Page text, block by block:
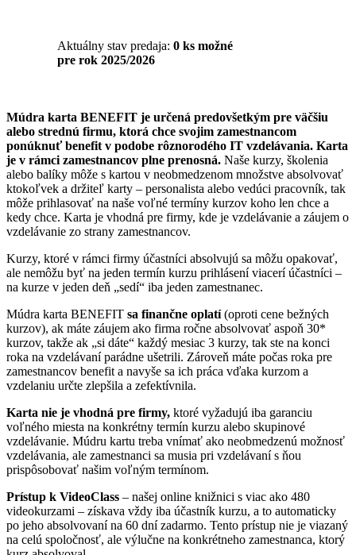
Aktuálny stav predaja: 0 ks možné
pre rok 2025/2026
Múdra karta BENEFIT je určená predovšetkým pre väčšiu
alebo strednú firmu, ktorá chce svojim zamestnancom
ponúknuť benefit v podobe rôznorodého IT vzdelávania. Karta
je v rámci zamestnancov plne prenosná. Naše kurzy, školenia
alebo balíky môže s kartou v neobmedzenom množstve absolvovať
ktokoľvek a držiteľ karty – personalista alebo vedúci pracovník, tak
môže prihlasovať na naše voľné termíny kurzov koho len chce a
kedy chce. Karta je vhodná pre firmy, kde je vzdelávanie a záujem o
vzdelávanie zo strany zamestnancov.
Kurzy, ktoré v rámci firmy účastníci absolvujú sa môžu opakovať,
ale nemôžu byť na jeden termín kurzu prihlásení viacerí účastníci –
na kurze v jeden deň „sedí“ iba jeden zamestnanec.
Múdra karta BENEFIT sa finančne oplatí(oproti cene bežných
kurzov), ak máte záujem ako firma ročne absolvovať aspoň 30*
kurzov, takže ak „si dáte“ každý mesiac 3 kurzy, tak ste na konci
roka na vzdelávaní parádne ušetrili. Zároveň máte počas roka pre
zamestnancov benefit a navyše sa ich práca vďaka kurzom a
vzdelaniu určte zlepšila a zefektívnila.
Karta nie je vhodná pre firmy, ktoré vyžadujú iba garanciu
voľného miesta na konkrétny termín kurzu alebo skupinové
vzdelávanie. Múdru kartu treba vnímať ako neobmedzenú možnosť
vzdelávania, ale zamestnanci sa musia pri vzdelávaní s ňou
prispôsobovať našim voľným termínom.
Prístup k VideoClass – našej online knižnici s viac ako 480
videokurzami – získava vždy iba účastník kurzu, a to automaticky
po jeho absolvovaní na 60 dní zadarmo. Tento prístup nie je viazaný
na celú spoločnosť, ale výlučne na konkrétneho zamestnanca, ktorý